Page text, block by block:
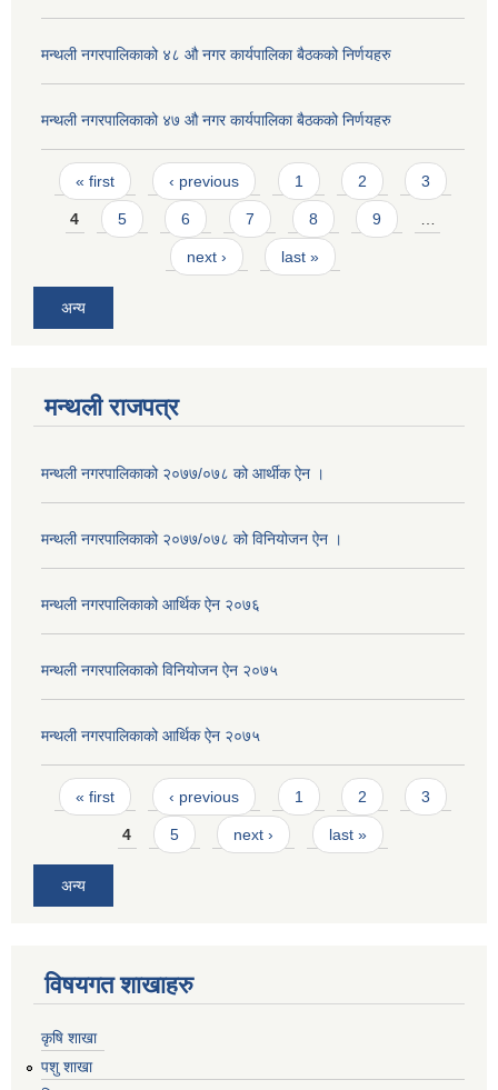
मन्थली नगरपालिकाको ४८ औ नगर कार्यपालिका बैठकको निर्णयहरु
मन्थली नगरपालिकाको ४७ औ नगर कार्यपालिका बैठकको निर्णयहरु
Pages
« first ‹ previous 1 2 3
4 5 6 7 8 9
next › last »
अन्य
मन्थली राजपत्र
मन्थली नगरपालिकाको २०७७/०७८ को आर्थीक ऐन ।
मन्थली नगरपालिकाको २०७७/०७८ को विनियोजन ऐन ।
मन्थली नगरपालिकाको आर्थिक ऐन २०७६
मन्थली नगरपालिकाको विनियोजन ऐन २०७५
मन्थली नगरपालिकाको आर्थिक ऐन २०७५
Pages
« first ‹ previous 1 2 3
4 5 next › last »
अन्य
विषयगत शाखाहरु
कृषि शाखा
पशु शाखा